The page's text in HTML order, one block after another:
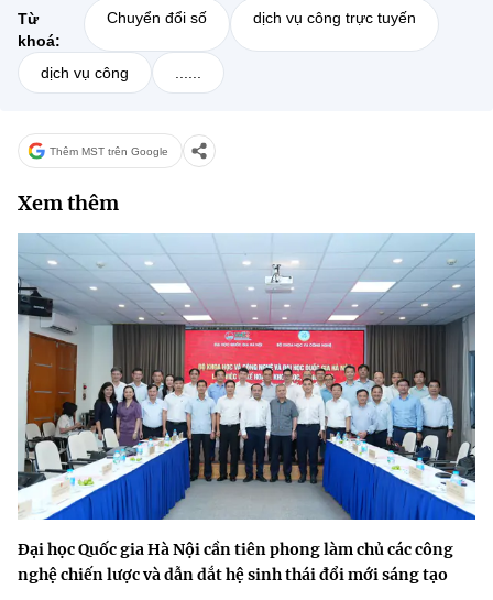
Từ
khoá:
Chuyển đổi số dịch vụ công trực tuyến
dịch vụ công
Thêm MST trên Google
Xem thêm
Đại học Quốc gia Hà Nội cần tiên phong làm chủ các công
nghệ chiến lược và dẫn dắt hệ sinh thái đổi mới sáng tạo